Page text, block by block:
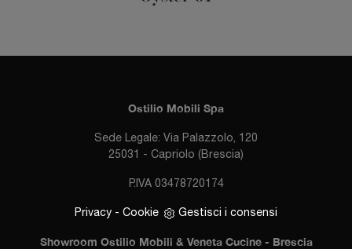
Ostilio Mobili Spa
Sede Legale: Via Palazzolo, 120
25031 - Capriolo (Brescia)
P.IVA 03478720174
Privacy - Cookie Gestisci i consensi
Showroom Ostilio Mobili & Veneta Cucine - Brescia